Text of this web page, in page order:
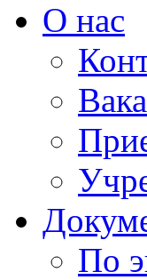
О нас
По